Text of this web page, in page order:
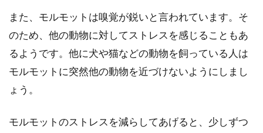
また、モルモットは嗅覚が鋭いと言われています。そ
のため、他の動物に対してストレスを感じることもあ
るようです。他に犬や猫などの動物を飼っている人は
モルモットに突然他の動物を近づけないようにしまし
ょう。
モルモットのストレスを減らしてあげると、少しずつ